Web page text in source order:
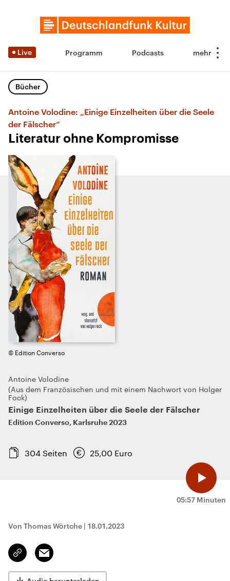
Live Programm Podcasts
Bücher
Antoine Volodine: „Einige Einzelheiten über die Seele
der Fälscher“
Literatur ohne Kompromisse
05:57 Minuten
© Edition Converso
Antoine Volodine
Aus dem Französischen und mit einem Nachwort von Holger
Fock
Einige Einzelheiten über die Seele der Fälscher
Edition Converso, Karlsruhe 2023
304 Seiten 25,00 Euro
Von Thomas Wörtche | 18.01.2023
Link
kopieren/teilen
Email